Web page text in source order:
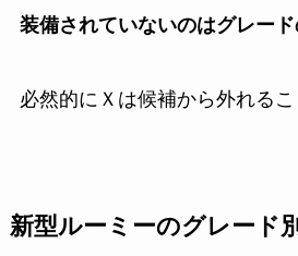
装備されていないのはグレー
必然的にＸは候補から外れる
新型ルーミーのグレー